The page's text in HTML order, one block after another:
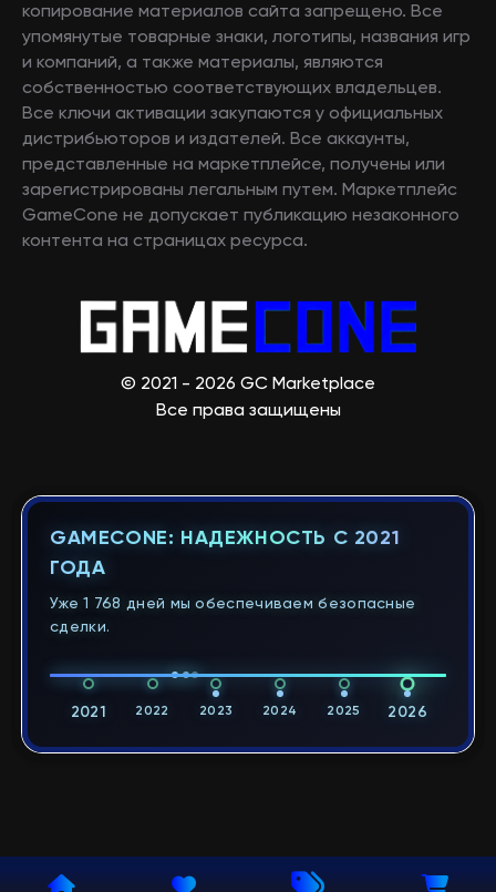
копирование материалов сайта запрещено. Все
упомянутые товарные знаки, логотипы, названия игр
и компаний, а также материалы, являются
собственностью соответствующих владельцев.
Все ключи активации закупаются у официальных
дистрибьюторов и издателей. Все аккаунты,
представленные на маркетплейсе, получены или
зарегистрированы легальным путем. Маркетплейс
GameCone не допускает публикацию незаконного
контента на страницах ресурса.
© 2021 - 2026 GC Marketplace
Все права защищены
GAMECONE: НАДЕЖНОСТЬ С 2021
ГОДА
Уже 1 768 дней мы обеспечиваем безопасные
сделки.
2021 2022 2023 2024 2025 2026